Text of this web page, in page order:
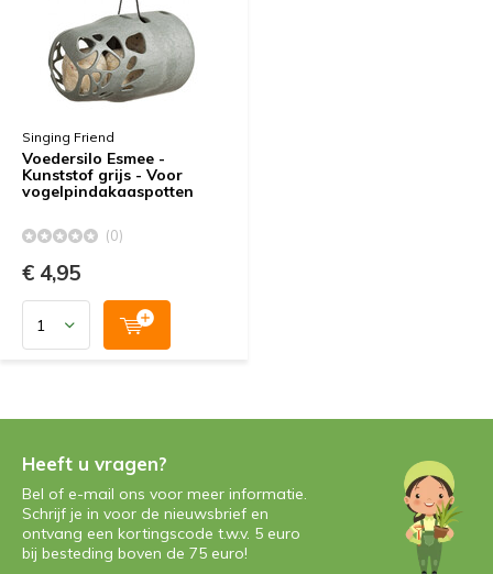
Singing Friend
Voedersilo Esmee -
Kunststof grijs - Voor
vogelpindakaaspotten
(0)
€ 4,95
Heeft u vragen?
Bel of e-mail ons voor meer informatie.
Schrijf je in voor de nieuwsbrief en
ontvang een kortingscode t.w.v. 5 euro
bij besteding boven de 75 euro!